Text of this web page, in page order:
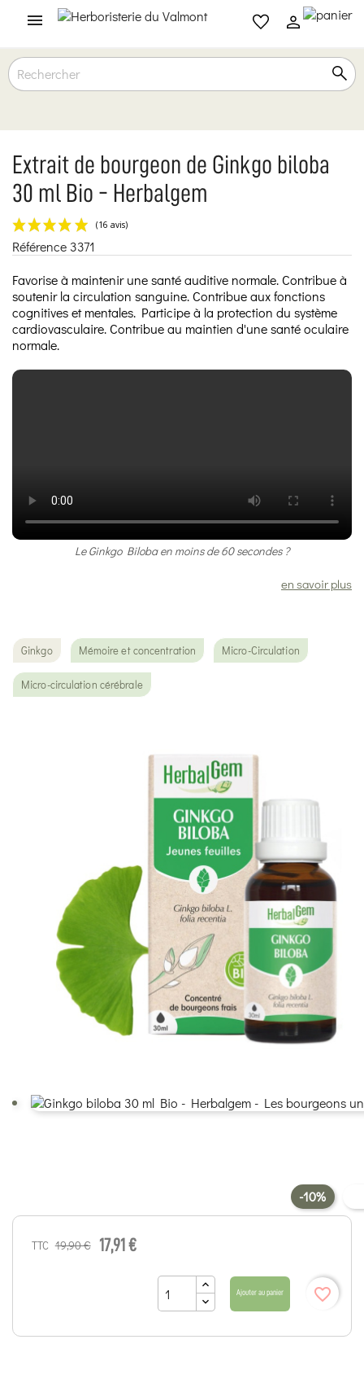

Extrait de bourgeon de Ginkgo biloba
30 ml Bio - Herbalgem
Référence 3371
Favorise à maintenir une santé auditive normale. Contribue à
soutenir la circulation sanguine. Contribue aux fonctions
cognitives et mentales. Participe à la protection du système
cardiovasculaire. Contribue au maintien d'une santé oculaire
normale.
Le Ginkgo Biloba en moins de 60 secondes ?
en savoir plus
Ginkgo Mémoire et concentration Micro-Circulation
Micro-circulation cérébrale
-10%
TTC 19,90 € 17,91 €
Ajouter au panier favorite_border